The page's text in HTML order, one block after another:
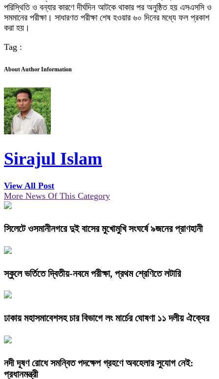
পরিস্থিতি ও বন্যার কারণে দীর্ঘদিন আটকে থাকার পর অনুষ্ঠিত হয় এসএসসি ও
সমমানের পরীক্ষা। সাধারণত পরীক্ষা শেষ হওয়ার ৬০ দিনের মধ্যে ফল প্রকাশ
করা হয়।
Tag :
About Author Information
Sirajul Islam
View All Post
More News Of This Category
সিলেটে ওসমানীনগরে দুই বাসের মুখোমুখি সংঘর্ষে ৯জনের প্রাণহানী
স্কুলে ভর্তিতে দ্বিতীয়-নবমে পরীক্ষা, প্রথম শ্রেণিতে লটারি
ঢাকায় মহাসমাবেশসহ চার বিভাগে লং মার্চের ঘোষণা ১১ দলীয় ঐক্যের
নদী দূষণ রোধে সমন্বিত পদক্ষেপ গ্রহণে অবহেলার সুযোগ নেই:
প্রধানমন্ত্রী